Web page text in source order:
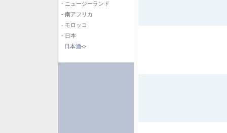
- ニュージーランド
- 南アフリカ
- モロッコ
- 日本
日本酒->